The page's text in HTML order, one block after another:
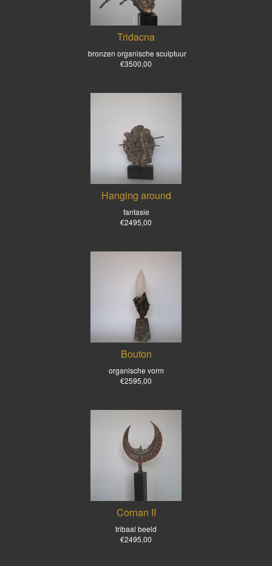
Tridacna
bronzen organische sculptuur
€3500,00
Hanging around
fantasie
€2495,00
Bouton
organische vorm
€2595,00
Cornan II
tribaal beeld
€2495,00